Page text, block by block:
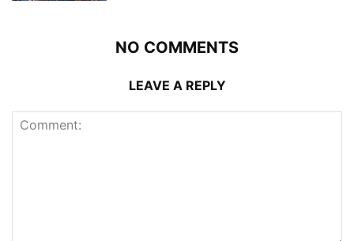
NO COMMENTS
LEAVE A REPLY